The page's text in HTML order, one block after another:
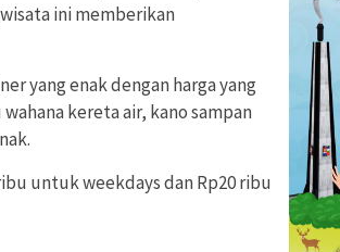
ini memberikan
yang enak dengan harga yang
kereta air, kano sampan
untuk weekdays dan Rp20 ribu